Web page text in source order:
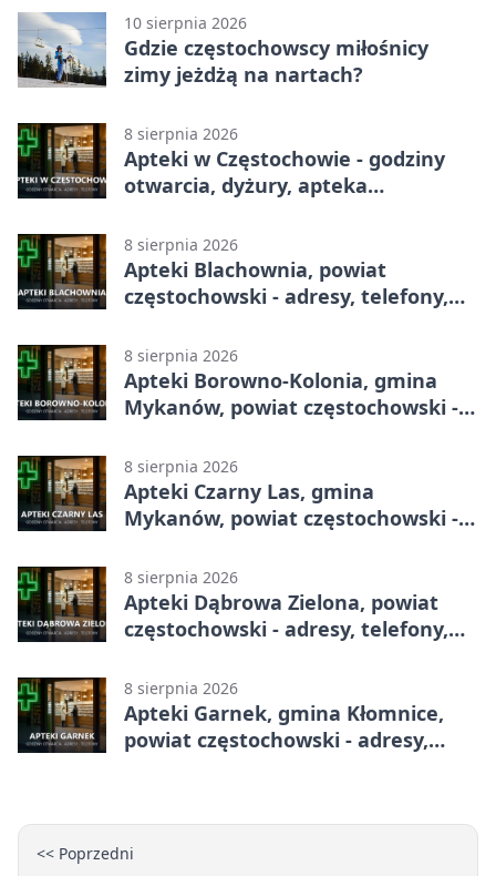
10 sierpnia 2026
Gdzie częstochowscy miłośnicy
zimy jeżdżą na nartach?
8 sierpnia 2026
Apteki w Częstochowie - godziny
otwarcia, dyżury, apteka
8 sierpnia 2026
Apteki Blachownia, powiat
częstochowski - adresy, telefony,
8 sierpnia 2026
Apteki Borowno-Kolonia, gmina
Mykanów, powiat częstochowski -
8 sierpnia 2026
Apteki Czarny Las, gmina
Mykanów, powiat częstochowski -
8 sierpnia 2026
Apteki Dąbrowa Zielona, powiat
częstochowski - adresy, telefony,
8 sierpnia 2026
Apteki Garnek, gmina Kłomnice,
powiat częstochowski - adresy,
<< Poprzedni